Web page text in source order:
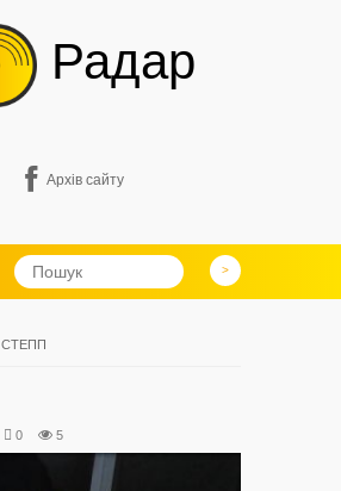
Радар
Архів сайту
СТЕПП
0 5